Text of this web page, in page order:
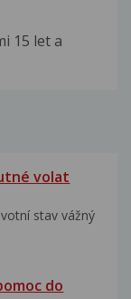
15 let a
volat
stav vážný
do